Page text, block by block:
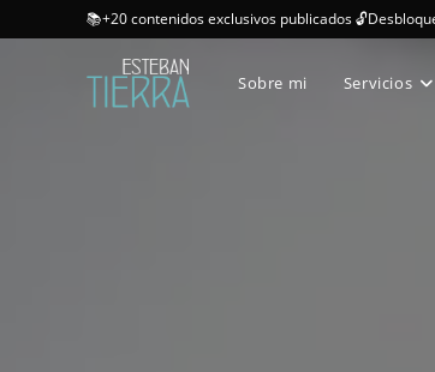
📚+20 contenidos exclusivos publicados
Sobre mi Servicios